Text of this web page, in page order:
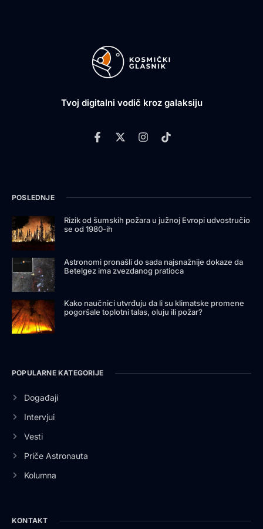
Tvoj digitalni vodič kroz galaksiju
POSLEDNJE
Rizik od šumskih požara u južnoj Evropi udvostručio
se od 1980-ih
Astronomi pronašli do sada najsnažnije dokaze da
Betelgez ima zvezdanog pratioca
Kako naučnici utvrđuju da li su klimatske promene
pogoršale toplotni talas, oluju ili požar?
POPULARNE KATEGORIJE
Događaji
Intervjui
Vesti
Priče Astronauta
Kolumna
KONTAKT